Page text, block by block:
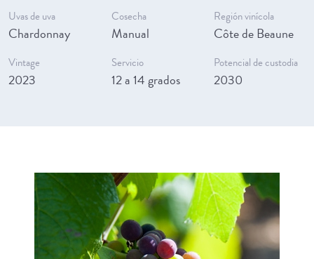
Uvas de uva
Chardonnay
Cosecha
Manual
Región vinícola
Côte de Beaune
Vintage
2023
Servicio
12 a 14 grados
Potencial de custodia
2030